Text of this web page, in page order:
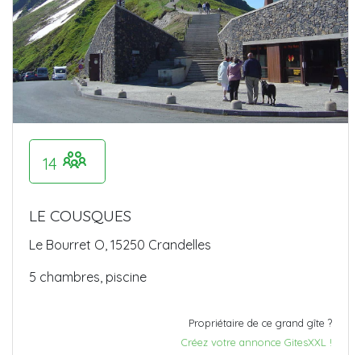
14
LE COUSQUES
Le Bourret O, 15250 Crandelles
5 chambres, piscine
Propriétaire de ce grand gîte ?
Créez votre annonce GitesXXL !